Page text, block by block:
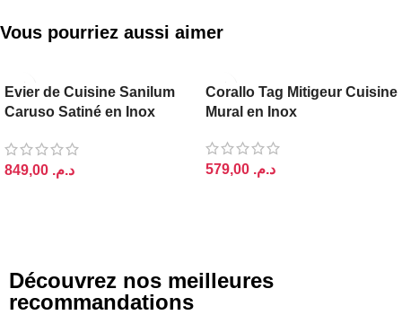
Vous pourriez aussi aimer
Evier de Cuisine Sanilum
Caruso Satiné en Inox
د.م.
Corallo Tag Mitigeur Cuisine
Mural en Inox
د.م.
Découvrez nos meilleures
recommandations